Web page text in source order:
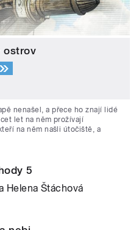
ostrov
nenašel, a přece ho znají lidé
let na něm prožívají
na něm našli útočiště, a
5
Helena Štáchová